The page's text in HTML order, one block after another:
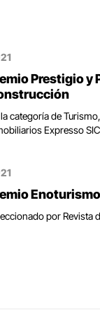
Prestigio y
categoría de
Expresso
por Revista